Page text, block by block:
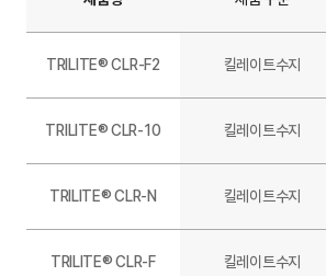
TRILITE® CLR-F2 킬레이트수지
TRILITE® CLR-10 킬레이트수지
TRILITE® CLR-N 킬레이트수지
TRILITE® CLR-F 킬레이트수지